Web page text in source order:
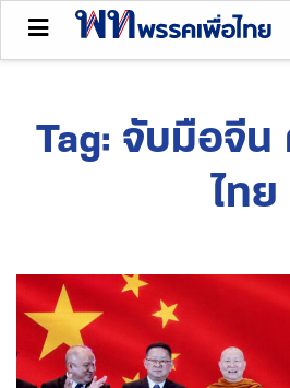
Tag: จับมือจีน
ไทย